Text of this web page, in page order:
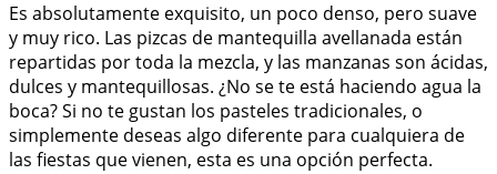
Es absolutamente exquisito, un poco denso, pero suave
y muy rico. Las pizcas de mantequilla avellanada están
repartidas por toda la mezcla, y las manzanas son ácidas,
dulces y mantequillosas. ¿No se te está haciendo agua la
boca? Si no te gustan los pasteles tradicionales, o
simplemente deseas algo diferente para cualquiera de
las fiestas que vienen, esta es una opción perfecta.